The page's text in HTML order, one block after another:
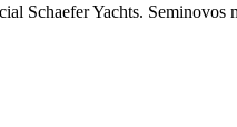
Schaefer Yachts. Seminovos